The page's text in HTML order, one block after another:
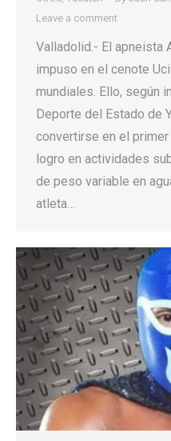
Leave a comment
Valladolid.- El apneista
impuso en el cenote
mundiales. Ello, según
Deporte del Estado de
convertirse en el
logro en actividades
de peso variable en
atleta…